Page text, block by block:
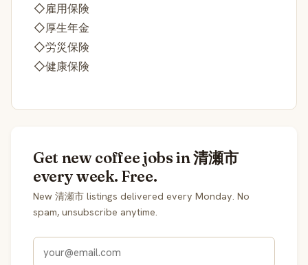
◇雇用保険
◇厚生年金
◇労災保険
◇健康保険
Get new coffee jobs in 清瀬市
every week. Free.
New 清瀬市 listings delivered every Monday. No
spam, unsubscribe anytime.